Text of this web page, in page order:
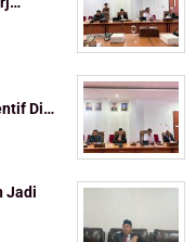
Di…
Jadi